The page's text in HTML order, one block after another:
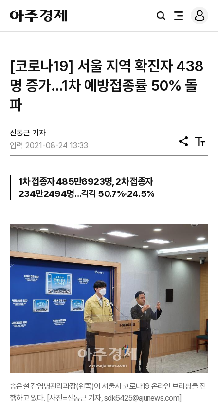
아
주
경
검
전
로
그
[코로나19] 서울 지역 확진자 438
명 증가…1차 예방접종률 50% 돌
파
신동근 기자
입력 2021-08-24 13:33
공
유
텍
스
1차 접종자 485만6923명, 2차 접종자
234만2494명…각각 50.7%·24.5%
송은철 감염병관리과장(왼쪽)이 서울시 코로나19 온라인 브리핑을 진
행하고 있다. [사진=신동근 기자, sdk6425@ajunews.com]